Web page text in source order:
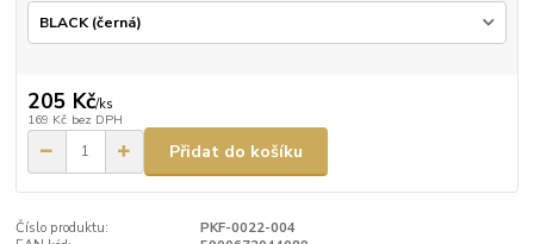
205 Kč/ks
169 Kč bez DPH
Přidat do košíku
Číslo produktu:
PKF-0022-004